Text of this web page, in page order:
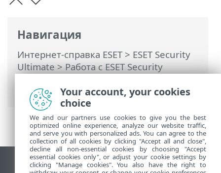
Навигация
Интернет-справка ESET> ESET Security
Ultimate>Работа с ESET Security
Ход сканирования
Использовать сайт для ПК
Your account, your cookies
choice
We and our partners use cookies to give you the best
optimized online experience, analyze our website traffic,
and serve you with personalized ads. You can agree to the
collection of all cookies by clicking "Accept all and close",
decline all non-essential cookies by choosing "Accept
essential cookies only", or adjust your cookie settings by
clicking "Manage cookies". You also have the right to